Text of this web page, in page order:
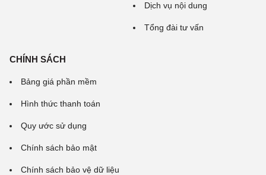
Dịch vụ nội dung
Tổng đài tư vấn
CHÍNH SÁCH
Bảng giá phần mềm
Hình thức thanh toán
Quy ước sử dụng
Chính sách bảo mật
Chính sách bảo vệ dữ liệu